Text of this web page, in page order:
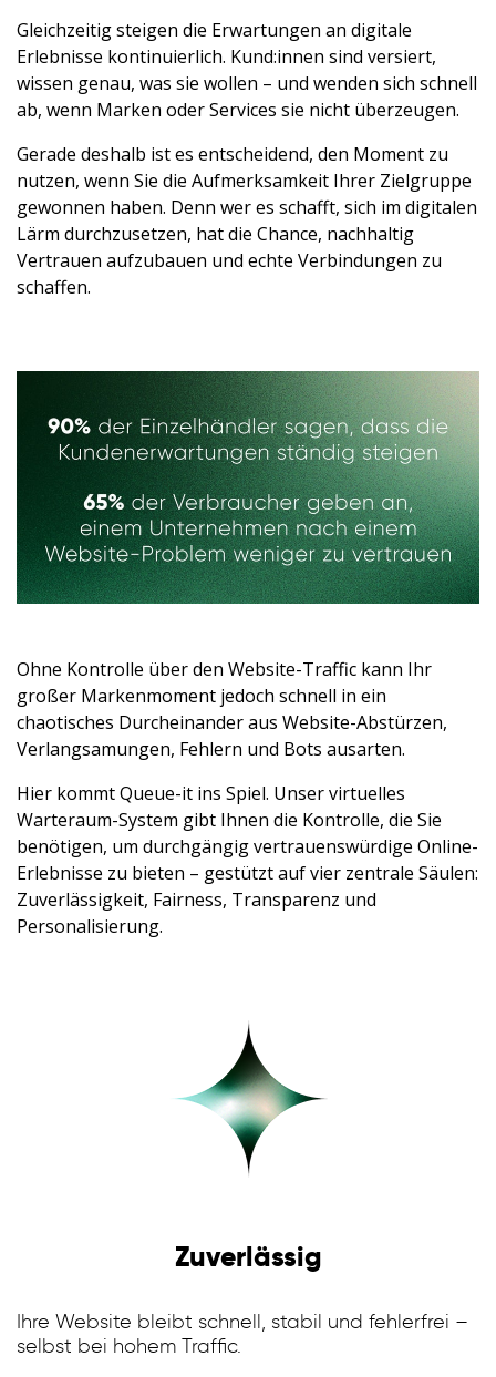
Gleichzeitig steigen die Erwartungen an digitale
Erlebnisse kontinuierlich. Kund:innen sind versiert,
wissen genau, was sie wollen – und wenden sich schnell
ab, wenn Marken oder Services sie nicht überzeugen.
Gerade deshalb ist es entscheidend, den Moment zu
nutzen, wenn Sie die Aufmerksamkeit Ihrer Zielgruppe
gewonnen haben. Denn wer es schafft, sich im digitalen
Lärm durchzusetzen, hat die Chance, nachhaltig
Vertrauen aufzubauen und echte Verbindungen zu
schaffen.
Ohne Kontrolle über den Website-Traffic kann Ihr
großer Markenmoment jedoch schnell in ein
chaotisches Durcheinander aus Website-Abstürzen,
Verlangsamungen, Fehlern und Bots ausarten.
Hier kommt Queue-it ins Spiel. Unser virtuelles
Warteraum-System gibt Ihnen die Kontrolle, die Sie
benötigen, um durchgängig vertrauenswürdige Online-
Erlebnisse zu bieten – gestützt auf vier zentrale Säulen:
Zuverlässigkeit, Fairness, Transparenz und
Personalisierung.
Zuverlässig
Ihre Website bleibt schnell, stabil und fehlerfrei –
selbst bei hohem Traffic.